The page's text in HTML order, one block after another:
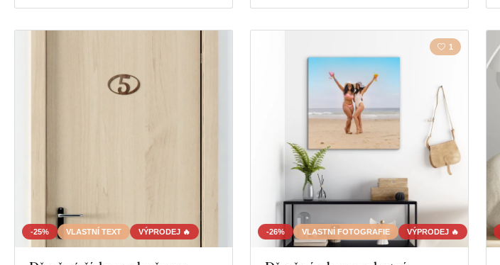
-25% VLASTNÍ TEXT VÝPRODEJ 🔥 -26% VLASTNÍ FOTOGRAFIE VÝPRODEJ 🔥
1